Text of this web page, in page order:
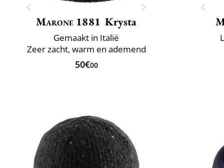
Marone 1881 Krysta
Gemaakt in Italië
Zeer zacht, warm en ademend
50€00